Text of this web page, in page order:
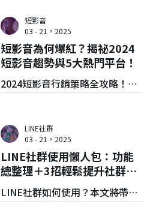
法與詳細功能，並解答Threads
跟X（Twitter）的差異，以及使
用上的常見問題。想用Threads
做行銷，為品牌抓住流量紅利
嗎？那你絕不能錯過這一篇！
短影音
03 - 21，2025
短影音為何爆紅？揭祕2024
短影音趨勢與5大熱門平台！
2024短影音行銷策略全攻略！掌
台趨勢，帶您了解爆紅短影音行
銷案例與短影音製作技巧＆APP
推薦。讓VGV圈粉行銷公司助您
打造高轉換短影音，快速提升品
牌聲量！
LINE社群
03 - 21，2025
LINE社群使用懶人包：功能
總整理＋3招輕鬆提升社群影
響力
LINE社群如何使用？本文將帶你